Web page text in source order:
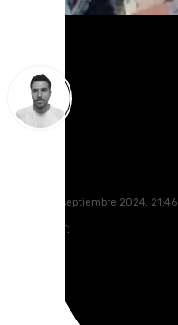
martes, 10 septiembre 2024, 21:46
Compartir: